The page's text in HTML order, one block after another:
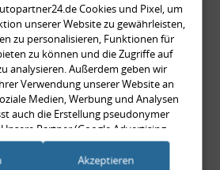
mit
rot, US-Ecken,
80 Cabrio, Typ 89,
Nr.: 8G0945225 +
999,99 €
999,99 € pro 1
Cookies und Pixel, um
unserer Website zu gewährleisten,
zu personalisieren, Funktionen für
zu können und die Zugriffe auf
analysieren. Außerdem geben wir
Verwendung unserer Website an
Medien, Werbung und Analysen
auch die Erstellung pseudonymer
Partner (Google Advertising
Informationen möglicherweise mit
die Sie ihnen bereitgestellt haben
Akzeptieren